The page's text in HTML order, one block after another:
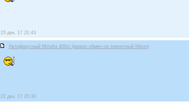
15 дек, 17 21:43
Автофокусный Minolta 400si (можно обмен на пленочный Nikon)
22 дек, 17 20:30